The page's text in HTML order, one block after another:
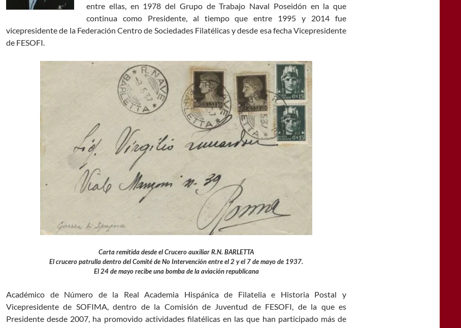
entre ellas, en 1978 del Grupo de Trabajo Naval Poseidón en la que
continua como Presidente, al tiempo que entre 1995 y 2014 fue
vicepresidente de la Federación Centro de Sociedades Filatélicas y desde esa fecha Vicepresidente
de FESOFI.
Carta remitida desde el Crucero auxiliar R.N. BARLETTA
El crucero patrulla dentro del Comité de No Intervención entre el 2 y el 7 de mayo de 1937.
El 24 de mayo recibe una bomba de la aviación republicana
Académico de Número de la Real Academia Hispánica de Filatelia e Historia Postal y
Vicepresidente de SOFIMA, dentro de la Comisión de Juventud de FESOFI, de la que es
Presidente desde 2007, ha promovido actividades filatélicas en las que han participado más de